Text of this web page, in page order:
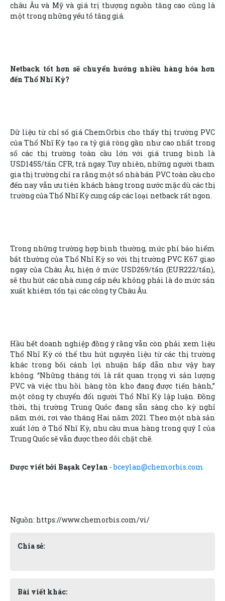
châu Âu và Mỹ và giá trị thượng nguồn tăng cao cũng là
một trong những yếu tố tăng giá.
Netback tốt hơn sẽ chuyển hướng nhiều hàng hóa hơn
đến Thổ Nhĩ Kỳ?
Dữ liệu từ chỉ số giá ChemOrbis cho thấy thị trường PVC
của Thổ Nhĩ Kỳ tạo ra tỷ giá ròng gần như cao nhất trong
số các thị trường toàn cầu lớn với giá trung bình là
USD1455/tấn CFR, trả ngay. Tuy nhiên, những người tham
gia thị trường chỉ ra rằng một số nhà bán PVC toàn cầu cho
đến nay vẫn ưu tiên khách hàng trong nước mặc dù các thị
trường của Thổ Nhĩ Kỳ cung cấp các loại netback rất ngon.
Trong những trường hợp bình thường, mức phí bảo hiểm
bất thường của Thổ Nhĩ Kỳ so với thị trường PVC K67 giao
ngay của Châu Âu, hiện ở mức USD269/tấn (EUR222/tấn),
sẽ thu hút các nhà cung cấp nếu không phải là do mức sản
xuất khiêm tốn tại các công ty Châu Âu.
Hầu hết doanh nghiệp đồng ý rằng vẫn còn phải xem liệu
Thổ Nhĩ Kỳ có thể thu hút nguyên liệu từ các thị trường
khác trong bối cảnh lợi nhuận hấp dẫn như vậy hay
không. “Những tháng tới là rất quan trọng vì sản lượng
PVC và việc thu hồi hàng tồn kho đang được tiến hành,”
một công ty chuyển đổi người Thổ Nhĩ Kỳ lập luận. Đồng
thời, thị trường Trung Quốc đang sẵn sàng cho kỳ nghỉ
năm mới, rơi vào tháng Hai năm 2021. Theo một nhà sản
xuất lớn ở Thổ Nhĩ Kỳ, nhu cầu mua hàng trong quý I của
Trung Quốc sẽ vẫn được theo dõi chặt chẽ.
Được viết bởi Başak Ceylan -bceylan@chemorbis.com
Nguồn: https://www.chemorbis.com/vi/
Chia sẻ:
Bài viết khác: